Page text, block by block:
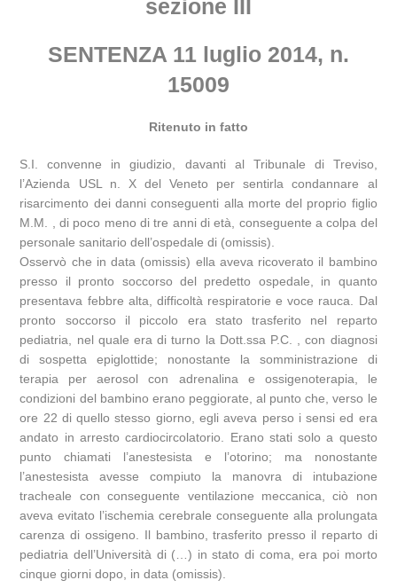
sezione III
SENTENZA 11 luglio 2014, n.
15009
Ritenuto in fatto
S.I. convenne in giudizio, davanti al Tribunale di Treviso,
l’Azienda USL n. X del Veneto per sentirla condannare al
risarcimento dei danni conseguenti alla morte del proprio figlio
M.M. , di poco meno di tre anni di età, conseguente a colpa del
personale sanitario dell’ospedale di (omissis).
Osservò che in data (omissis) ella aveva ricoverato il bambino
presso il pronto soccorso del predetto ospedale, in quanto
presentava febbre alta, difficoltà respiratorie e voce rauca. Dal
pronto soccorso il piccolo era stato trasferito nel reparto
pediatria, nel quale era di turno la Dott.ssa P.C. , con diagnosi
di sospetta epiglottide; nonostante la somministrazione di
terapia per aerosol con adrenalina e ossigenoterapia, le
condizioni del bambino erano peggiorate, al punto che, verso le
ore 22 di quello stesso giorno, egli aveva perso i sensi ed era
andato in arresto cardiocircolatorio. Erano stati solo a questo
punto chiamati l’anestesista e l’otorino; ma nonostante
l’anestesista avesse compiuto la manovra di intubazione
tracheale con conseguente ventilazione meccanica, ciò non
aveva evitato l’ischemia cerebrale conseguente alla prolungata
carenza di ossigeno. Il bambino, trasferito presso il reparto di
pediatria dell’Università di (…) in stato di coma, era poi morto
cinque giorni dopo, in data (omissis).